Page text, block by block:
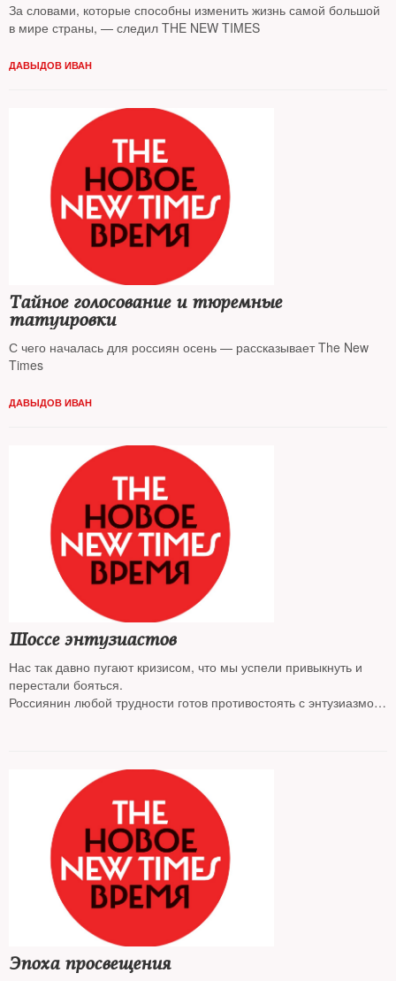
За словами, которые способны изменить жизнь самой большой
в мире страны, — следил THE NEW TIMES
ДАВЫДОВ ИВАН
Тайное голосование и тюремные
татуировки
С чего началась для россиян осень — рассказывает The New
Times
ДАВЫДОВ ИВАН
Шоссе энтузиастов
Нас так давно пугают кризисом, что мы успели привыкнуть и
перестали бояться.
Россиянин любой трудности готов противостоять с энтузиазмом,
Эпоха просвещения